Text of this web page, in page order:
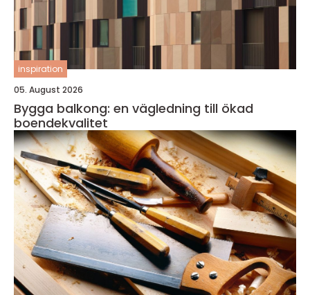
inspiration
05. August 2026
Bygga balkong: en vägledning till ökad
boendekvalitet